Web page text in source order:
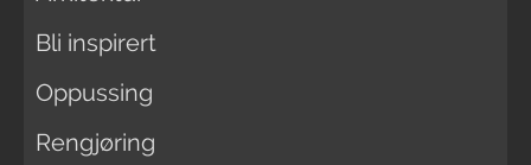
Bli inspirert
Oppussing
Rengjøring